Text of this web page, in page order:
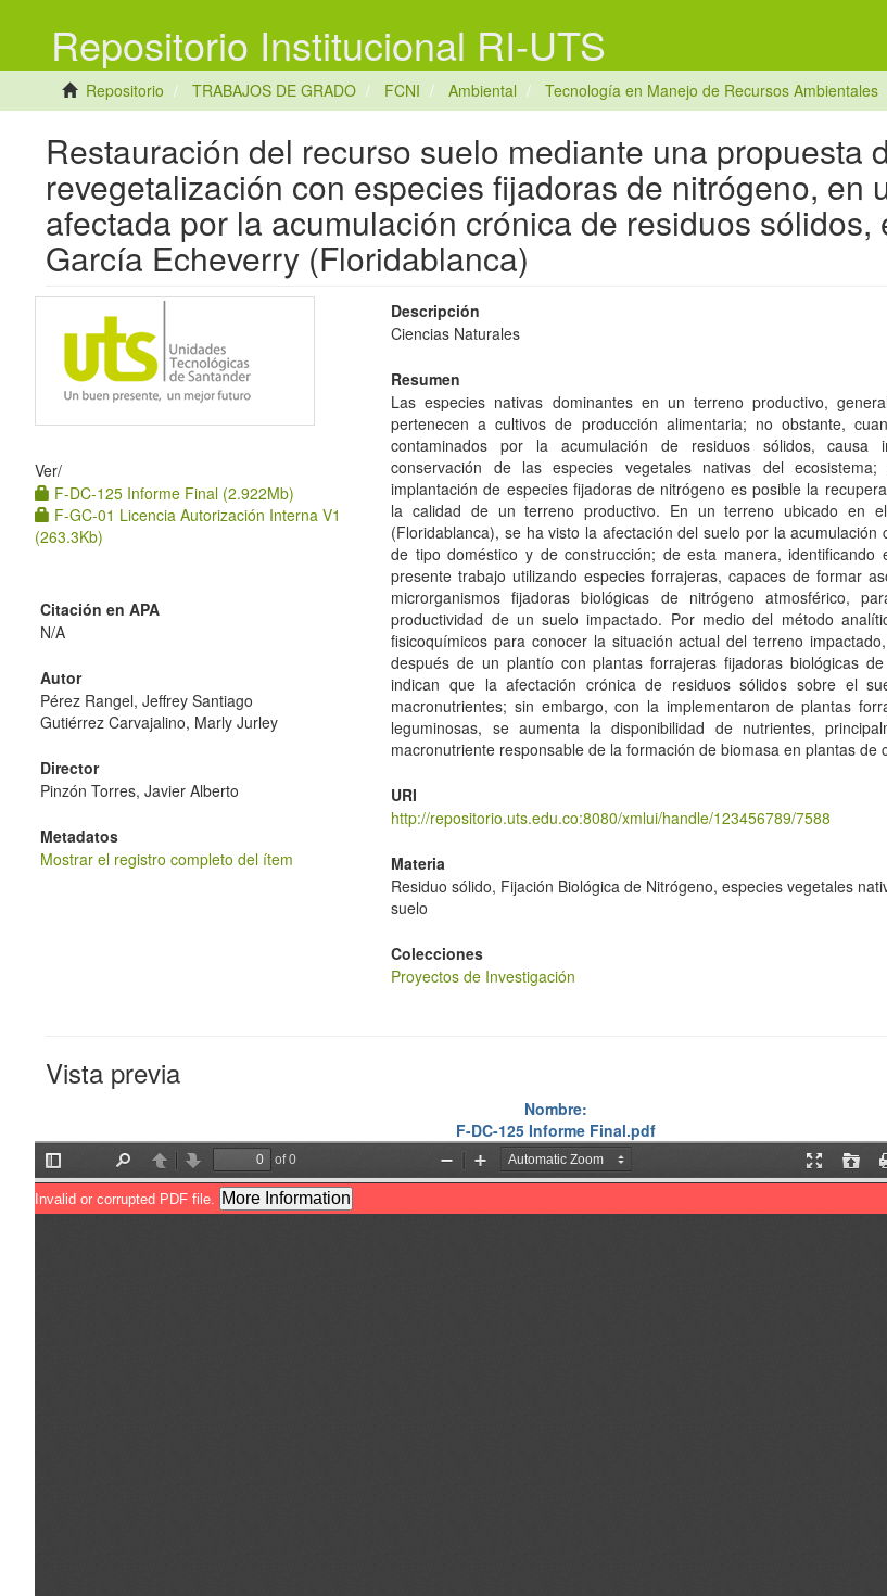
Repositorio Institucional RI-UTS
Repositorio TRABAJOS DE GRADO FCNI Ambiental Tecnología en Manejo de Recursos Ambientales
Restauración del recurso suelo mediante una propuesta
revegetalización con especies fijadoras de nitrógeno, en
afectada por la acumulación crónica de residuos sólidos,
García Echeverry (Floridablanca)
Ver/
F-DC-125 Informe Final (2.922Mb)
F-GC-01 Licencia Autorización Interna V1
(263.3Kb)
Citación en APA
N/A
Autor
Pérez Rangel, Jeffrey Santiago
Gutiérrez Carvajalino, Marly Jurley
Director
Pinzón Torres, Javier Alberto
Metadatos
Mostrar el registro completo del ítem
Descripción
Ciencias Naturales
Resumen
Las especies nativas dominantes en un terreno productivo,
pertenecen a cultivos de producción alimentaria; no obstante,
contaminados por la acumulación de residuos sólidos, causa
conservación de las especies vegetales nativas del
implantación de especies fijadoras de nitrógeno es posible la
la calidad de un terreno productivo. En un terreno ubicado en
(Floridablanca), se ha visto la afectación del suelo por la acumulación
de tipo doméstico y de construcción; de esta manera, identificando
presente trabajo utilizando especies forrajeras, capaces de formar
microrganismos fijadoras biológicas de nitrógeno atmosférico,
productividad de un suelo impactado. Por medio del método
fisicoquímicos para conocer la situación actual del terreno
después de un plantío con plantas forrajeras fijadoras biológicas
indican que la afectación crónica de residuos sólidos sobre el
macronutrientes; sin embargo, con la implementaron de plantas
leguminosas, se aumenta la disponibilidad de nutrientes,
macronutriente responsable de la formación de biomasa en plantas de
URI
http://repositorio.uts.edu.co:8080/xmlui/handle/123456789/7588
Materia
Residuo sólido, Fijación Biológica de Nitrógeno, especies vegetales
suelo
Colecciones
Proyectos de Investigación
Vista previa
Nombre:
F-DC-125 Informe Final.pdf